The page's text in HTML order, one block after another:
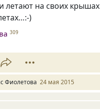
летают на своих
)
309
Фиолетова 24 мая 2015